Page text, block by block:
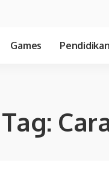
Games Pendidikan
Tag: